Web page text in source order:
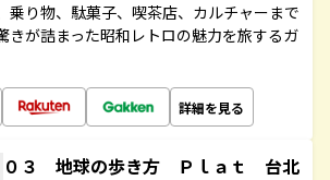
乗り物、駄菓子、喫茶店、カルチャーまで
きが詰まった昭和レトロの魅力を旅するガ
詳細を見る
０３ 地球の歩き方 Ｐｌａｔ 台北